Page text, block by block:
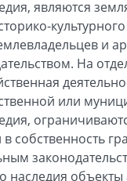
являются
и
На
или
в собственность
наследия